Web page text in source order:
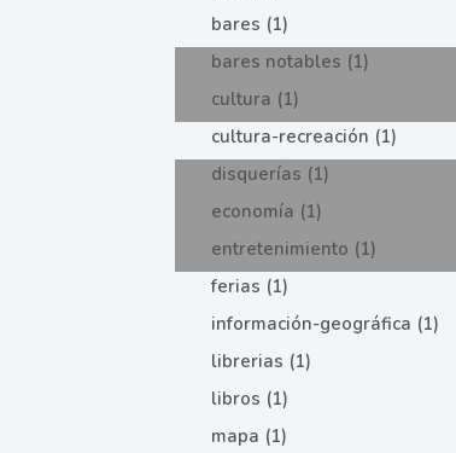
bares (1)
bares notables (1)
cultura (1)
cultura-recreación (1)
disquerías (1)
economía (1)
entretenimiento (1)
ferias (1)
información-geográfica (1)
librerias (1)
libros (1)
mapa (1)